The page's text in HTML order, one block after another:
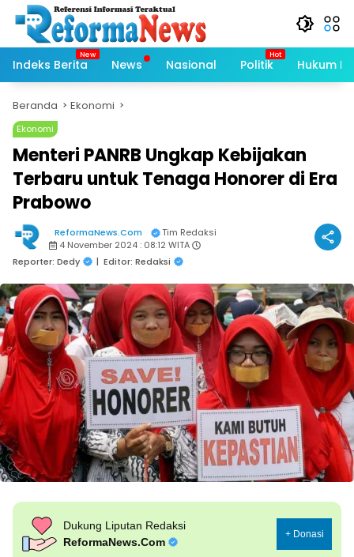
Langsung
konten
Indeks Berita
News Nasional Politik Hukum
Beranda Ekonomi
Ekonomi
Menteri PANRB Ungkap Kebijakan
Terbaru untuk Tenaga Honorer di Era
Prabowo
ReformaNews.Com
Tim Redaksi
4 November 2024 : 08:12 WITA
Reporter: Dedy
| Editor: Redaksi
Dukung Liputan Redaksi
ReformaNews.Com
+ Donasi